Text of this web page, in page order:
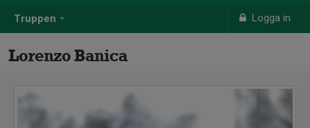
Truppen Logga in
Lorenzo Banica